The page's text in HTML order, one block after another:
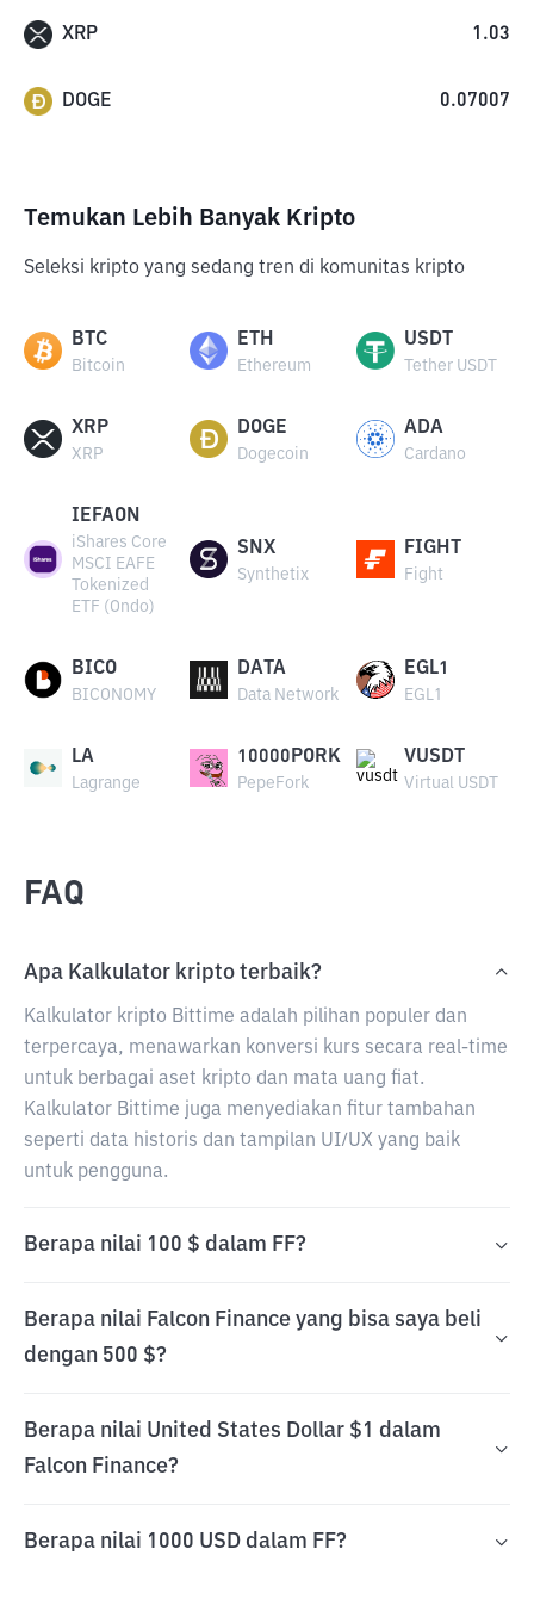
XRP 1.03
DOGE 0.07007
Temukan Lebih Banyak Kripto
Seleksi kripto yang sedang tren di komunitas kripto
BTC
Bitcoin
ETH
Ethereum
USDT
Tether USDT
XRP
XRP
DOGE
Dogecoin
ADA
Cardano
IEFAON
iShares Core
MSCI EAFE
Tokenized
ETF (Ondo)
SNX
Synthetix
FIGHT
Fight
BICO
BICONOMY
DATA
Data Network
EGL1
EGL1
LA
Lagrange
10000PORK
PepeFork
VUSDT
Virtual USDT
FAQ
Apa Kalkulator kripto terbaik?
Kalkulator kripto Bittime adalah pilihan populer dan
terpercaya, menawarkan konversi kurs secara real-time
untuk berbagai aset kripto dan mata uang fiat.
Kalkulator Bittime juga menyediakan fitur tambahan
seperti data historis dan tampilan UI/UX yang baik
untuk pengguna.
Berapa nilai 100 $ dalam FF?
Berapa nilai Falcon Finance yang bisa saya beli
dengan 500 $?
Berapa nilai United States Dollar $1 dalam
Falcon Finance?
Berapa nilai 1000 USD dalam FF?